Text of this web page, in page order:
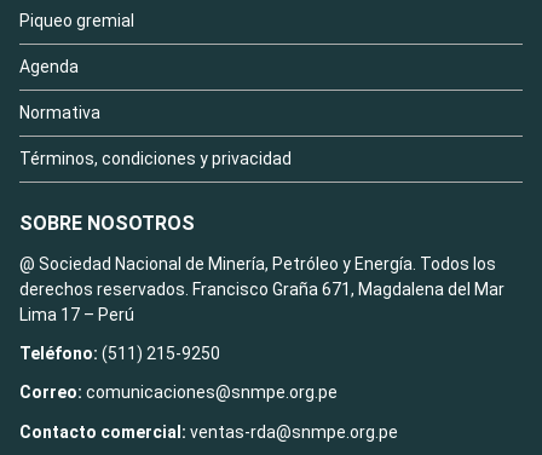
Piqueo gremial
Agenda
Normativa
Términos, condiciones y privacidad
SOBRE NOSOTROS
@ Sociedad Nacional de Minería, Petróleo y Energía. Todos los
derechos reservados. Francisco Graña 671, Magdalena del Mar
Lima 17 – Perú
Teléfono: (511) 215-9250
Correo: comunicaciones@snmpe.org.pe
Contacto comercial: ventas-rda@snmpe.org.pe